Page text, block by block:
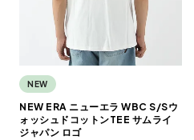
NEW
NEW ERA ニューエラ WBC S/Sウ
ォッシュドコットンTEE サムライ
ジャパン ロゴ